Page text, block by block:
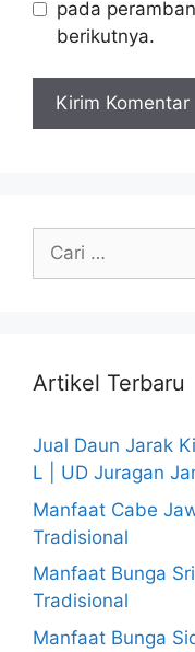
pada
berikutnya.
Cari
Artikel Terbaru
Jual Daun Jarak
L | UD Juragan
Manfaat Cabe
Tradisional
Manfaat Bunga
Tradisional
Manfaat Bunga